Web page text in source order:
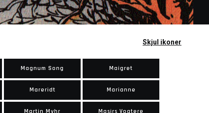
Skjul ikoner
Magnum Song Maigret
Mareridt Marianne
Martin Myhr Masirs Vogtere